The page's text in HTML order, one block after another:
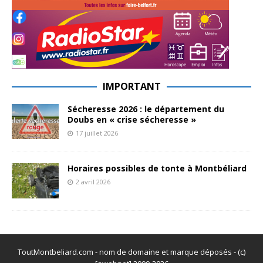
IMPORTANT
Sécheresse 2026 : le département du
Doubs en « crise sécheresse »
17 juillet 2026
Horaires possibles de tonte à Montbéliard
2 avril 2026
ToutMontbeliard.com - nom de domaine et marque déposés - (c)